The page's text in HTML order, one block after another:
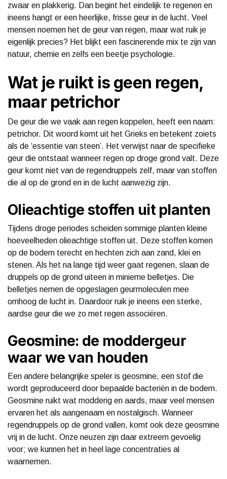
zwaar en plakkerig. Dan begint het eindelijk te regenen en
ineens hangt er een heerlijke, frisse geur in de lucht. Veel
mensen noemen het de geur van regen, maar wat ruik je
eigenlijk precies? Het blijkt een fascinerende mix te zijn van
natuur, chemie en zelfs een beetje psychologie.
Wat je ruikt is geen regen,
maar petrichor
De geur die we vaak aan regen koppelen, heeft een naam:
petrichor. Dit woord komt uit het Grieks en betekent zoiets
als de ‘essentie van steen’. Het verwijst naar de specifieke
geur die ontstaat wanneer regen op droge grond valt. Deze
geur komt niet van de regendruppels zelf, maar van stoffen
die al op de grond en in de lucht aanwezig zijn.
Olieachtige stoffen uit planten
Tijdens droge periodes scheiden sommige planten kleine
hoeveelheden olieachtige stoffen uit. Deze stoffen komen
op de bodem terecht en hechten zich aan zand, klei en
stenen. Als het na lange tijd weer gaat regenen, slaan de
druppels op de grond uiteen in minieme belletjes. Die
belletjes nemen de opgeslagen geurmoleculen mee
omhoog de lucht in. Daardoor ruik je ineens een sterke,
aardse geur die we zo met regen associëren.
Geosmine: de moddergeur
waar we van houden
Een andere belangrijke speler is geosmine, een stof die
wordt geproduceerd door bepaalde bacteriën in de bodem.
Geosmine ruikt wat modderig en aards, maar veel mensen
ervaren het als aangenaam en nostalgisch. Wanneer
regendruppels op de grond vallen, komt ook deze geosmine
vrij in de lucht. Onze neuzen zijn daar extreem gevoelig
voor; we kunnen het in heel lage concentraties al
waarnemen.